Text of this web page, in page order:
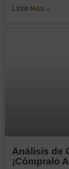
LEER MÁS »
Análisis de
¡Cómpralo